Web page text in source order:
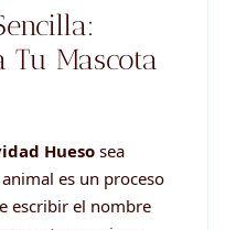
Tu Mascota
Huesosea
es un proceso
escribir el nombre